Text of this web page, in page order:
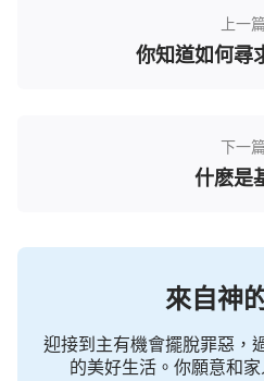
發烈怒，頒布向全宇公開的
看見我在全宇之下的所有
説，以人的作為與我相對的
國，使在地的國永遠消失，
鬼之人都被滅没；凡敬拜撒
上一
你知道如何尋
下一
什麽是
來自神
迎接到主有機會擺脫罪惡，
的美好生活。你願意和